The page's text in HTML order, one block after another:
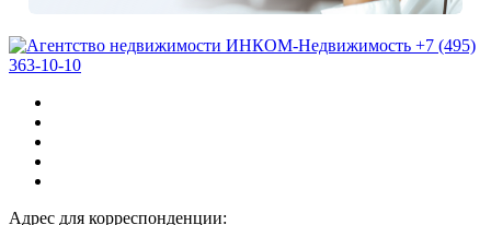
+7 (495)
363-10-10
Адрес для корреспонденции: